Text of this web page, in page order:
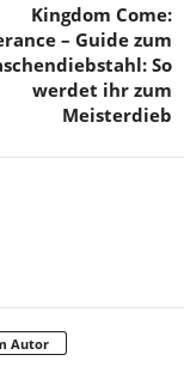
Kingdom Come:
– Guide zum
So
werdet ihr zum
Meisterdieb
Autor